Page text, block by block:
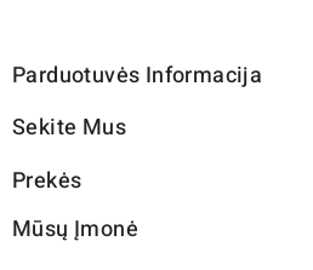
Parduotuvės Informacija
Sekite Mus
Prekės
Mūsų Įmonė